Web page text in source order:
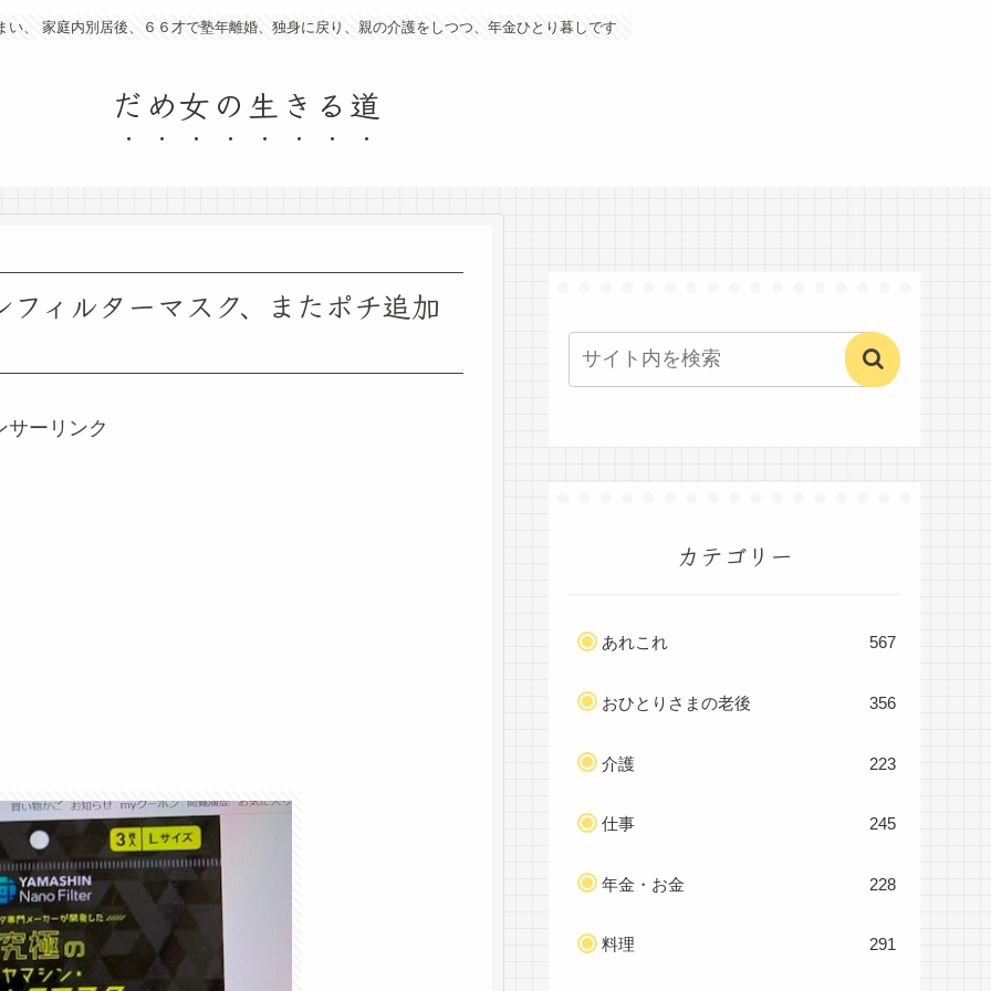
い、 家庭内別居後、６６才で塾年離婚、独身に戻り、親の介護をしつつ、年金ひとり暮しです
だめ女の生きる道
ィルターマスク、またポチ追加
サーリンク
カテゴリー
あれこれ 567
おひとりさまの老後 356
介護 223
仕事 245
年金・お金 228
料理 291